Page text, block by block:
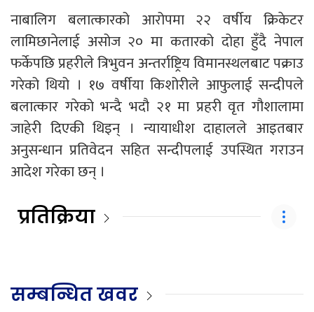
नाबालिग बलात्कारको आरोपमा २२ वर्षीय क्रिकेटर
लामिछानेलाई असोज २० मा कतारको दोहा हुँदै नेपाल
फर्केपछि प्रहरीले त्रिभुवन अन्तर्राष्ट्रिय विमानस्थलबाट पक्राउ
गरेको थियो । १७ वर्षीया किशोरीले आफुलाई सन्दीपले
बलात्कार गरेको भन्दै भदौ २१ मा प्रहरी वृत गौशालामा
जाहेरी दिएकी थिइन् । न्यायाधीश दाहालले आइतबार
अनुसन्धान प्रतिवेदन सहित सन्दीपलाई उपस्थित गराउन
आदेश गरेका छन् ।
प्रतिक्रिया
सम्बन्धित खवर